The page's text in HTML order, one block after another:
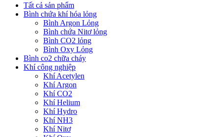
Tất cả sản phẩm
Bình chứa khí hóa lỏng
Bình Argon Lỏng
Bình chứa Nitơ lỏng
Bình CO2 lỏng
Bình Oxy Lỏng
Bình co2 chữa cháy
Khí công nghiệp
Khí Acetylen
Khí Argon
Khí CO2
Khí Helium
Khí Hydro
Khí NH3
Khí Nitơ